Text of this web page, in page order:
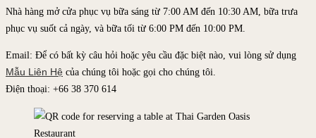
Nhà hàng mở cửa phục vụ bữa sáng từ 7:00 AM đến 10:30 AM, bữa trưa
phục vụ suốt cả ngày, và bữa tối từ 6:00 PM đến 10:00 PM.
Email: Để có bất kỳ câu hỏi hoặc yêu cầu đặc biệt nào, vui lòng sử dụng
Mẫu Liên Hệ của chúng tôi hoặc gọi cho chúng tôi.
Điện thoại: +66 38 370 614